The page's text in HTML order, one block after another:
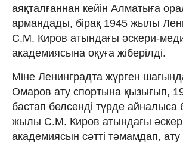
аяқталғаннан кейін Алматыға
армандады, бірақ 1945 жылы
С.М. Киров атындағы әскери-
академиясына оқуға жіберілді.
Міне Ленинградта жүрген
Омаров ату спортына қызығып,
бастап белсенді түрде айналыса
жылы С.М. Киров атындағы
академиясын сәтті тәмамдап,